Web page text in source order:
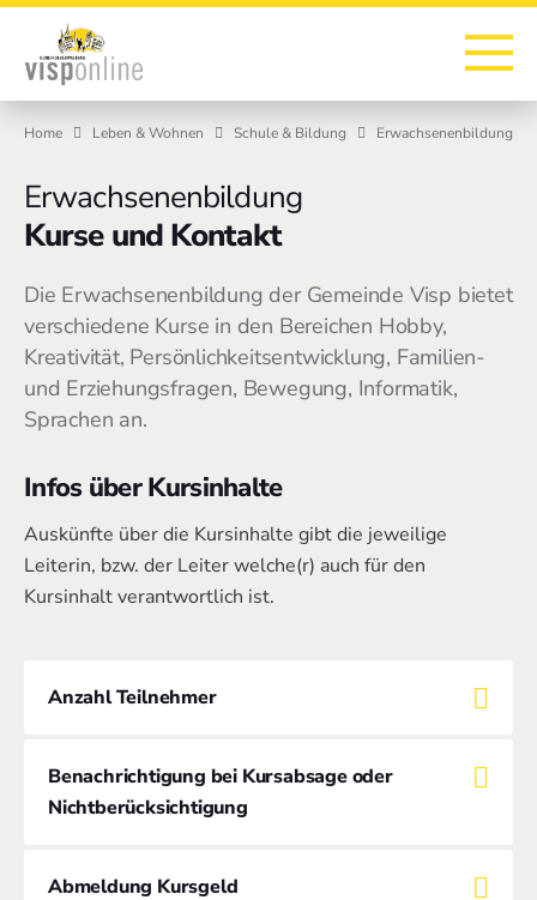
Zur Startseite
Zur Hauptnavigation
Zur Suche
Zum Hauptinhalt
Zum Fussbereich
Home Leben & Wohnen Schule & Bildung Erwachsenenbildung
Erwachsenenbildung
Kurse und Kontakt
Die Erwachsenenbildung der Gemeinde Visp bietet
verschiedene Kurse in den Bereichen Hobby,
Kreativität, Persönlichkeitsentwicklung, Familien-
und Erziehungsfragen, Bewegung, Informatik,
Sprachen an.
Infos über Kursinhalte
Auskünfte über die Kursinhalte gibt die jeweilige
Leiterin, bzw. der Leiter welche(r) auch für den
Kursinhalt verantwortlich ist.
Anzahl Teilnehmer
Benachrichtigung bei Kursabsage oder
Nichtberücksichtigung
Abmeldung Kursgeld